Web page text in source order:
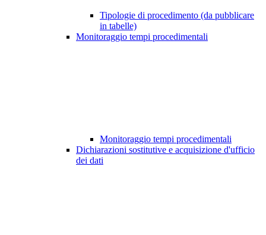
Tipologie di procedimento (da pubblicare
in tabelle)
Monitoraggio tempi procedimentali
Monitoraggio tempi procedimentali
Dichiarazioni sostitutive e acquisizione d'ufficio
dei dati